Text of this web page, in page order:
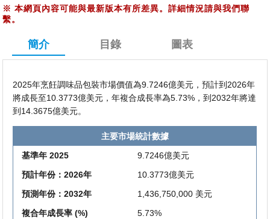
※ 本網頁內容可能與最新版本有所差異。詳細情況請與我們聯
繫。
簡介 目錄 圖表
2025年烹飪調味品包裝市場價值為9.7246億美元，預計到2026年
將成長至10.3773億美元，年複合成長率為5.73%，到2032年將達
到14.3675億美元。
主要市場統計數據
基準年 2025
9.7246億美元
預計年份：2026年
10.3773億美元
預測年份：2032年
1,436,750,000 美元
複合年成長率 (%)
5.73%